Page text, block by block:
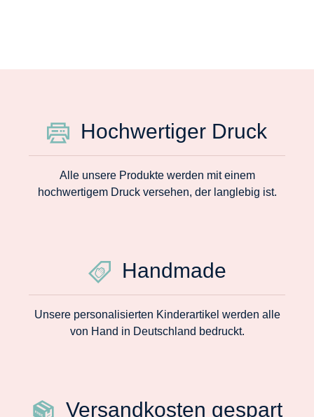
Hochwertiger Druck
Alle unsere Produkte werden mit einem
hochwertigem Druck versehen, der langlebig ist.
Handmade
Unsere personalisierten Kinderartikel werden alle
von Hand in Deutschland bedruckt.
Versandkosten gespart